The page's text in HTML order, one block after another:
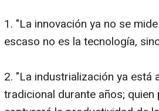
1. "La innovación ya no se
escaso no es la tecnología,
2. "La industrialización ya está
tradicional durante años;